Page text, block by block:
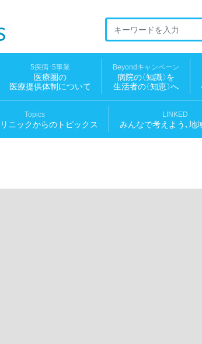
LINKED 地域医療ソーシャルNEWS
5疾病･5事業
医療圏の
医療提供体制について
Beyondキャンペーン
病院の〈知識〉を
生活者の〈知恵〉へ
Topics
ニックからのトピックス
LINKED
みんなで考えよう､地